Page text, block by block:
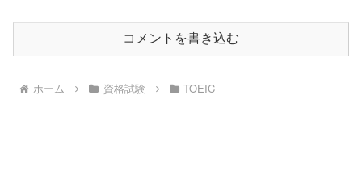
コメントを書き込む
ホーム 資格試験 TOEIC